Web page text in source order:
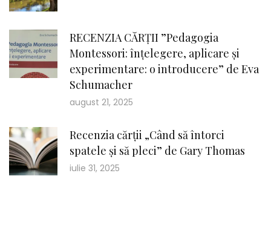
RECENZIA CĂRȚII ”Pedagogia
Montessori: înțelegere, aplicare și
experimentare: o introducere” de Eva
Schumacher
august 21, 2025
Recenzia cărții „Când să întorci
spatele și să pleci” de Gary Thomas
iulie 31, 2025